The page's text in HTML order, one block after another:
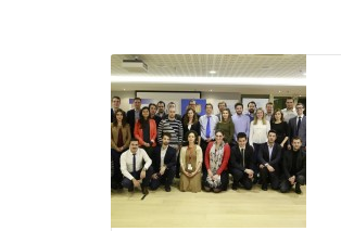
Detention of
SECGEN, 17 AUG ’25